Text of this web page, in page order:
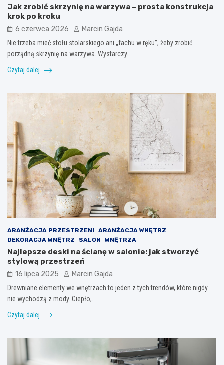
Jak zrobić skrzynię na warzywa – prosta konstrukcja
krok po kroku
6 czerwca 2026 Marcin Gajda
Nie trzeba mieć stołu stolarskiego ani „fachu w ręku”, żeby zrobić
porządną skrzynię na warzywa. Wystarczy…
Czytaj dalej
ARANŻACJA PRZESTRZENI
ARANŻACJA WNĘTRZ
DEKORACJA WNĘTRZ
SALON WNĘTRZA
Najlepsze deski na ścianę w salonie: jak stworzyć
stylową przestrzeń
16 lipca 2025 Marcin Gajda
Drewniane elementy we wnętrzach to jeden z tych trendów, które nigdy
nie wychodzą z mody. Ciepło,…
Czytaj dalej